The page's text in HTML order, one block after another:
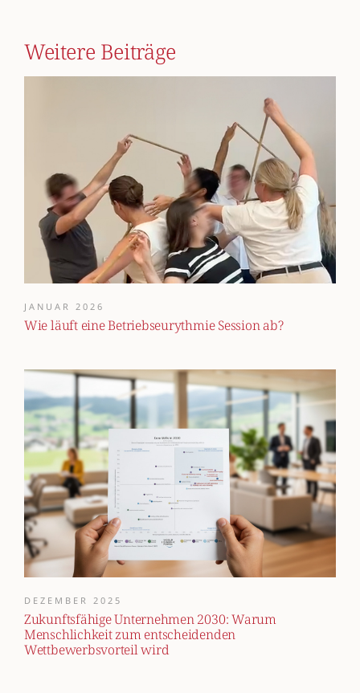
Weitere Beiträge
JANUAR 2026
Wie läuft eine Betriebseurythmie Session ab?
DEZEMBER 2025
Zukunftsfähige Unternehmen 2030: Warum
Menschlichkeit zum entscheidenden
Wettbewerbsvorteil wird